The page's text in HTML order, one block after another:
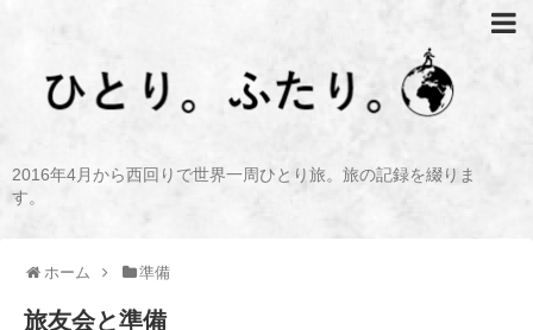
2016年4月から西回りで世界一周ひとり旅。旅の記録を綴りま
す。
ホーム 準備
旅友会と準備